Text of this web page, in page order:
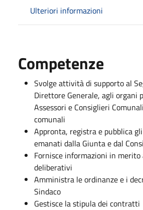
Ulteriori informazioni
Competenze
Svolge attività di supporto al
Direttore Generale, agli organi
Assessori e Consiglieri
comunali
Appronta, registra e pubblica
emanati dalla Giunta e dal
Fornisce informazioni in
deliberativi
Amministra le ordinanze e i
Sindaco
Gestisce la stipula dei contratti